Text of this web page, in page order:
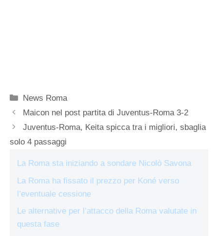
Categorie
News Roma
Maicon nel post partita di Juventus-Roma 3-2
Juventus-Roma, Keita spicca tra i migliori, sbaglia
solo 4 passaggi
La Roma sta iniziando a sondare Nicolò Savona
La Roma ha fissato il prezzo per Koné verso
l’eventuale cessione
Le alternative per l’attacco della Roma valutate in
questa fase